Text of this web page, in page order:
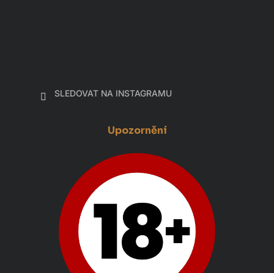
SLEDOVAT NA INSTAGRAMU
Upozornění